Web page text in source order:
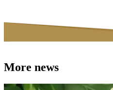
More news